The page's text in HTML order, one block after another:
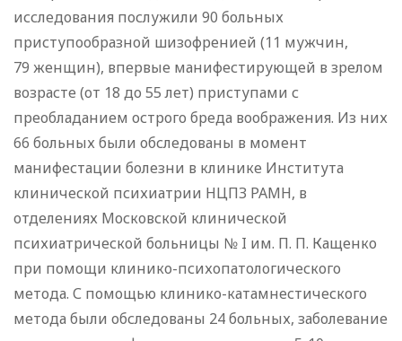
исследования послужили 90 больных
приступообразной шизофренией (11 мужчин,
79 женщин), впервые манифестирующей в зрелом
возрасте (от 18 до 55 лет) приступами с
преобладанием острого бреда воображения. Из них
66 больных были обследованы в момент
манифестации болезни в клинике Института
клинической психиатрии НЦПЗ РАМН, в
отделениях Московской клинической
психиатрической больницы № I им. П. П. Кащенко
при помощи клинико-психопатологического
метода. С помощью клинико-катамнестического
метода были обследованы 24 больных, заболевание